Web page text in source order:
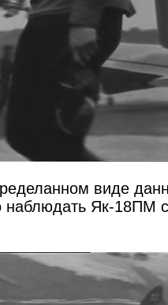
виде
наблюдать Як-18ПМ